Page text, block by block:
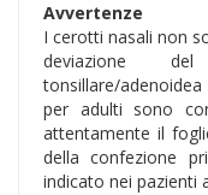
Avvertenze
I cerotti nasali non
deviazione
tonsillare/
per adulti sono
attentamente il
della confezione
indicato nei pazienti